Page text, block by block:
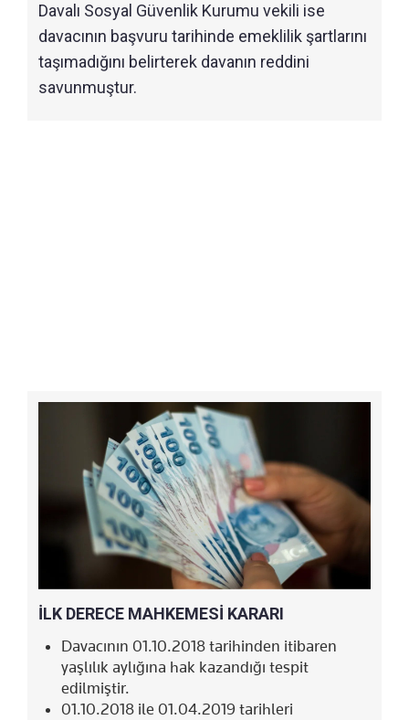
Davalı Sosyal Güvenlik Kurumu vekili ise
davacının başvuru tarihinde emeklilik şartlarını
taşımadığını belirterek davanın reddini
savunmuştur.
İLK DERECE MAHKEMESİ KARARI
Davacının 01.10.2018 tarihinden itibaren
yaşlılık aylığına hak kazandığı tespit
edilmiştir.
01.10.2018 ile 01.04.2019 tarihleri